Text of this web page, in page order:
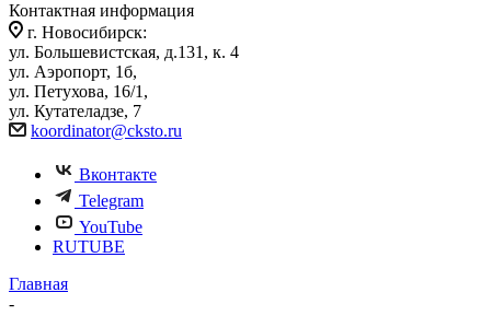
Контактная информация
г. Новосибирск:
ул. Большевистская, д.131, к. 4
ул. Аэропорт, 1б,
ул. Петухова, 16/1,
ул. Кутателадзе, 7
koordinator@cksto.ru
Вконтакте
Telegram
YouTube
RUTUBE
Главная
-